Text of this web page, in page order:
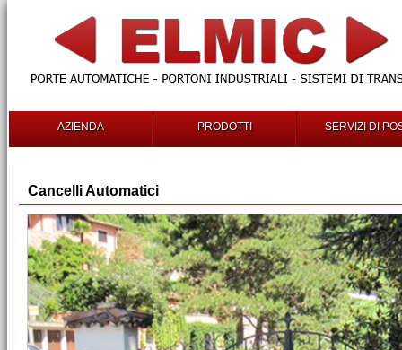
AZIENDA PRODOTTI SERVIZI DI
Cancelli Automatici